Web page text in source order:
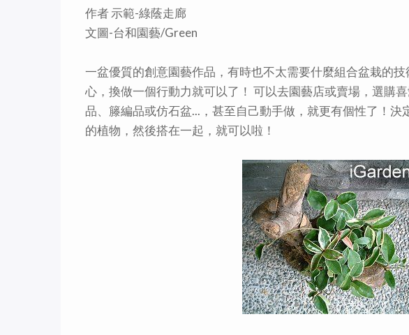
作者 示範-綠蔭走廊
文圖-台和園藝/Green
一盆優質的創意園藝作品，有時也不太需要什麼組合盆栽的
心，換做一個行動力就可以了！ 可以去園藝店或賣場，選購
品、籐編品或仿石盆...，甚至自己動手做，就更有個性了！決
的植物，然後搭在一起，就可以啦！